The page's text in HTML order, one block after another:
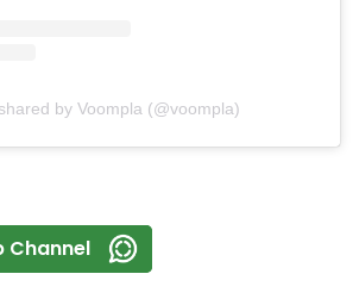
by Voompla (@voompla)
Channel